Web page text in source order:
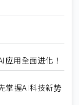
应用全面进化！
掌握AI科技新势